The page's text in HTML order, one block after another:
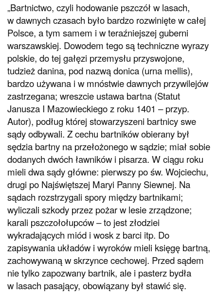
„Bartnictwo, czyli hodowanie pszczół w lasach,
w dawnych czasach było bardzo rozwinięte w całej
Polsce, a tym samem i w teraźniejszej guberni
warszawskiej. Dowodem tego są techniczne wyrazy
polskie, do tej gałęzi przemysłu przyswojone,
tudzież danina, pod nazwą donica (urna mellis),
bardzo używana i w mnóstwie dawnych przywilejów
zastrzegana; wreszcie ustawa bartna (Statut
Janusza I Mazowieckiego z roku 1401 – przyp.
Autor), podług której stowarzyszeni bartnicy swe
sądy odbywali. Z cechu bartników obierany był
sędzia bartny na przełożonego w sądzie; miał sobie
dodanych dwóch ławników i pisarza. W ciągu roku
mieli dwa sądy główne: pierwszy po św. Wojciechu,
drugi po Najświętszej Maryi Panny Siewnej. Na
sądach rozstrzygali spory między bartnikami;
wyliczali szkody przez pożar w lesie zrządzone;
karali pszczołołupców – to jest złodziei
wykradających miód i wosk z barci itp. Do
zapisywania układów i wyroków mieli księgę bartną,
zachowywaną w skrzynce cechowej. Przed sądem
nie tylko zapozwany bartnik, ale i pasterz bydła
w lasach pasający, obowiązany był stawić się.